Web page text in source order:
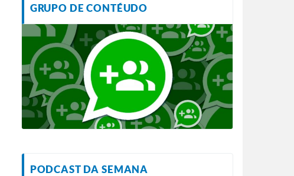
GRUPO DE CONTÉUDO
PODCAST DA SEMANA